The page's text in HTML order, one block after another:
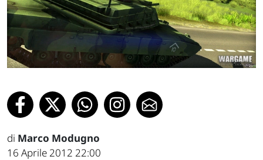
di Marco Modugno
16 Aprile 2012 22:00